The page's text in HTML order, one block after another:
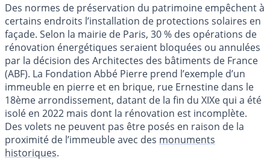
Des normes de préservation du patrimoine empêchent à
certains endroits l’installation de protections solaires en
façade. Selon la mairie de Paris, 30 % des opérations de
rénovation énergétiques seraient bloquées ou annulées
par la décision des Architectes des bâtiments de France
(ABF). La Fondation Abbé Pierre prend l’exemple d’un
immeuble en pierre et en brique, rue Ernestine dans le
18ème arrondissement, datant de la fin du XIXe qui a été
isolé en 2022 mais dont la rénovation est incomplète.
Des volets ne peuvent pas être posés en raison de la
proximité de l’immeuble avec des monuments
historiques.